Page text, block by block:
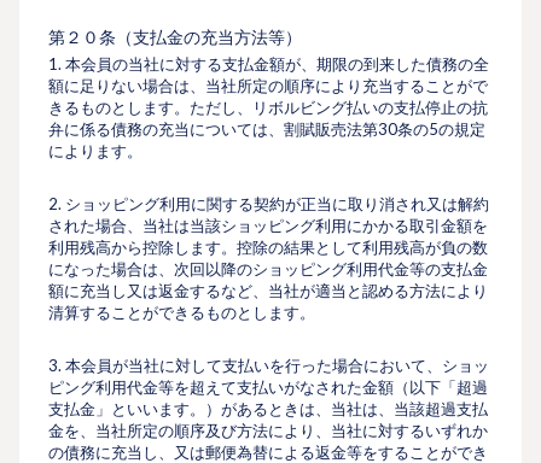
第２０条（⽀払⾦の充当⽅法等）
1. 本会員の当社に対する⽀払⾦額が、期限の到来した債務の全
額に⾜りない場合は、当社所定の順序により充当することがで
きるものとします。ただし、リボルビング払いの⽀払停⽌の抗
弁に係る債務の充当については、割賦販売法第30条の5の規定
によります。
2. ショッピング利⽤に関する契約が正当に取り消され又は解約
された場合、当社は当該ショッピング利用にかかる取引金額を
利用残高から控除します。控除の結果として利用残高が負の数
になった場合は、次回以降のショッピング利用代金等の⽀払⾦
額に充当し又は返⾦するなど、当社が適当と認める⽅法により
清算することができるものとします。
3. 本会員が当社に対して⽀払いを⾏った場合において、ショッ
ピング利⽤代⾦等を超えて⽀払いがなされた⾦額（以下「超過
⽀払⾦」といいます。）があるときは、当社は、当該超過⽀払
⾦を、当社所定の順序及び⽅法により、当社に対するいずれか
の債務に充当し、⼜は郵便為替による返⾦等をすることができ